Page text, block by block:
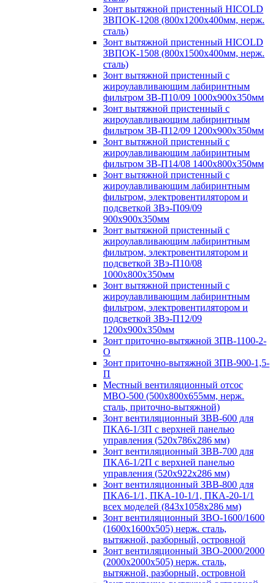
Зонт вытяжной пристенный HICOLD
ЗВПОК-1208 (800х1200х400мм, нерж.
сталь)
Зонт вытяжной пристенный HICOLD
ЗВПОК-1508 (800х1500х400мм, нерж.
сталь)
Зонт вытяжной пристенный с
жироулавливающим лабиринтным
фильтром ЗВ-П10/09 1000х900х350мм
Зонт вытяжной пристенный с
жироулавливающим лабиринтным
фильтром ЗВ-П12/09 1200х900х350мм
Зонт вытяжной пристенный с
жироулавливающим лабиринтным
фильтром ЗВ-П14/08 1400х800х350мм
Зонт вытяжной пристенный с
жироулавливающим лабиринтным
фильтром, электровентилятором и
подсветкой ЗВэ-П09/09
900х900х350мм
Зонт вытяжной пристенный с
жироулавливающим лабиринтным
фильтром, электровентилятором и
подсветкой ЗВэ-П10/08
1000х800х350мм
Зонт вытяжной пристенный с
жироулавливающим лабиринтным
фильтром, электровентилятором и
подсветкой ЗВэ-П12/09
1200х900х350мм
Зонт приточно-вытяжной ЗПВ-1100-2-
О
Зонт приточно-вытяжной ЗПВ-900-1,5-
П
Местный вентиляционный отсос
МВО-500 (500х800х655мм, нерж.
сталь, приточно-вытяжной)
Зонт вентиляционный ЗВВ-600 для
ПКА6-1/3П с верхней панелью
управления (520х786х286 мм)
Зонт вентиляционный ЗВВ-700 для
ПКА6-1/2П с верхней панелью
управления (520х922х286 мм)
Зонт вентиляционный ЗВВ-800 для
ПКА6-1/1, ПКА-10-1/1, ПКА-20-1/1
всех моделей (843х1058х286 мм)
Зонт вентиляционный ЗВО-1600/1600
(1600х1600х505) нерж. сталь,
вытяжной, разборный, островной
Зонт вентиляционный ЗВО-2000/2000
(2000х2000х505) нерж. сталь,
вытяжной, разборный, островной